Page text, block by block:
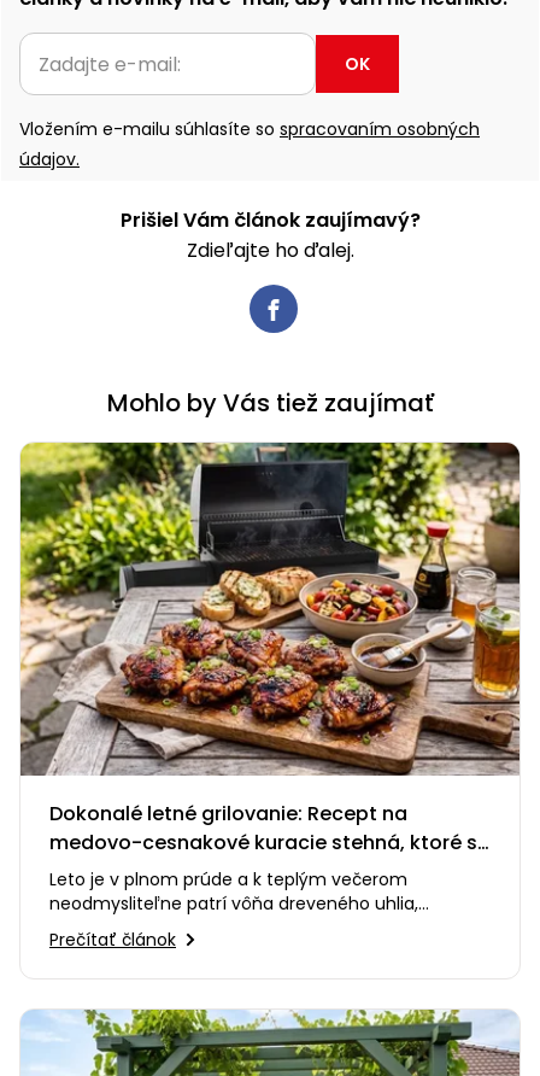
OK
Vložením e-mailu súhlasíte so spracovaním osobných
údajov.
Prišiel Vám článok zaujímavý?
Zdieľajte ho ďalej.
Mohlo by Vás tiež zaujímať
Dokonalé letné grilovanie: Recept na
medovo-cesnakové kuracie stehná, ktoré si
zamilujete
Leto je v plnom prúde a k teplým večerom
neodmysliteľne patrí vôňa dreveného uhlia,
praskanie ohňa a smiech s priateľmi…
Prečítať článok